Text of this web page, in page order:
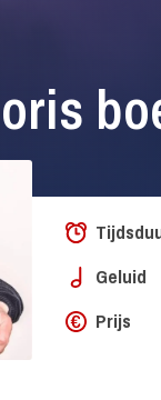
Geluid
Prijs